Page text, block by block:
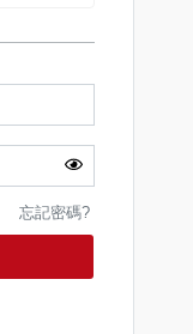
忘記密碼?